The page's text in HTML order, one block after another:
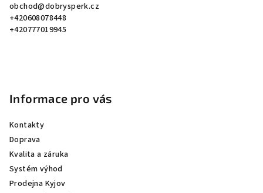
obchod@dobrysperk.cz
+420608078448
+420777019945
Informace pro vás
Kontakty
Doprava
Kvalita a záruka
Systém výhod
Prodejna Kyjov